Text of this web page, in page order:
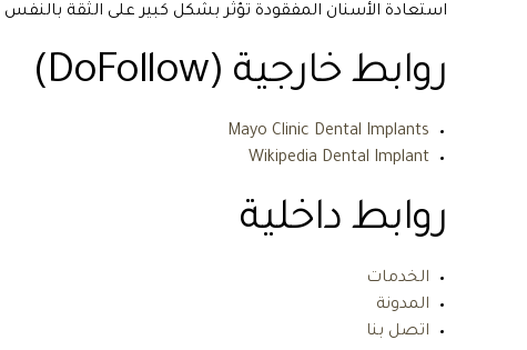
استعادة الأسنان المفقودة تؤثر بشكل كبير على الثقة بالنفس
روابط خارجية (DoFollow)
Mayo Clinic Dental Implants
Wikipedia Dental Implant
روابط داخلية
الخدمات
المدونة
اتصل بنا